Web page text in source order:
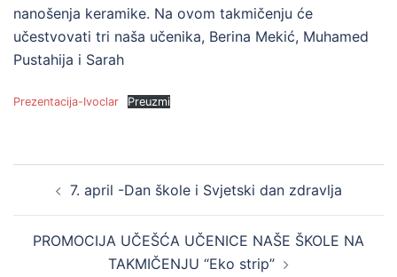
nanošenja keramike. Na ovom takmičenju će
učestvovati tri naša učenika, Berina Mekić, Muhamed
Pustahija i Sarah
Prezentacija-Ivoclar Preuzmi
navigation7. april -Dan škole i Svjetski dan zdravlja
PROMOCIJA UČEŠĆA UČENICE NAŠE ŠKOLE NA
TAKMIČENJU “Eko strip”